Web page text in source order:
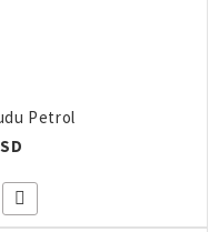
Petrol